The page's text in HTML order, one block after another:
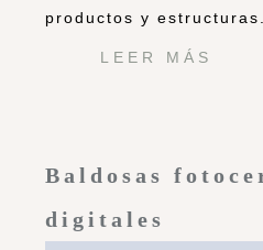
productos y
LEER MÁS
Baldosas
digitales